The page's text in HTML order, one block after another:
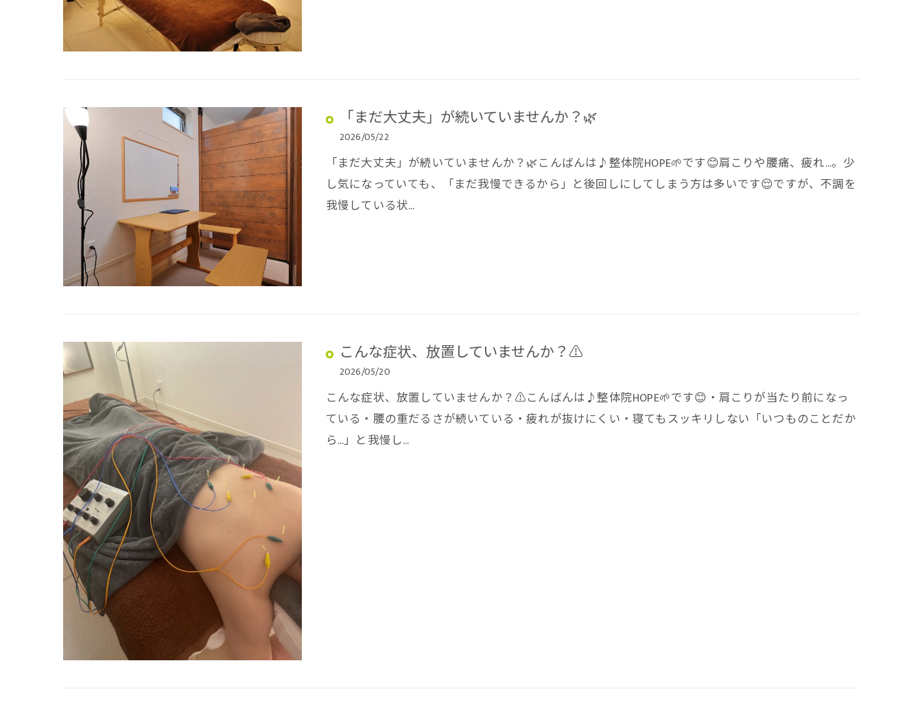
「まだ大丈夫」が続いていませんか？🌿
2026/05/22
「まだ大丈夫」が続いていませんか？🌿こんばんは♪整体院HOPE🌱です😊肩こりや腰痛、疲れ…。少
し気になっていても、「まだ我慢できるから」と後回しにしてしまう方は多いです😌ですが、不調を
我慢している状…
こんな症状、放置していませんか？⚠️
2026/05/20
こんな症状、放置していませんか？⚠️こんばんは♪整体院HOPE🌱です😊・肩こりが当たり前になっ
ている・腰の重だるさが続いている・疲れが抜けにくい・寝てもスッキリしない「いつものことだか
ら…」と我慢し…